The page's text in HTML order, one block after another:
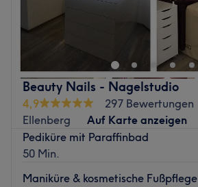
Beauty Nails - Nagelstudio
4,9
297 Bewertungen
Ellenberg
Auf Karte anzeigen
Pediküre mit Paraffinbad
50 Min.
Maniküre & kosmetische Fußpflege